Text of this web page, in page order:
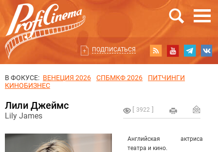
ПОДПИСАТЬСЯ
В ФОКУСЕ: ВЕНЕЦИЯ 2026 СПБМКФ 2026
ПИТЧИНГИ
КИНОБИЗНЕС
3922
Лили Джеймс
Lily James
Английская актриса
театра и кино.